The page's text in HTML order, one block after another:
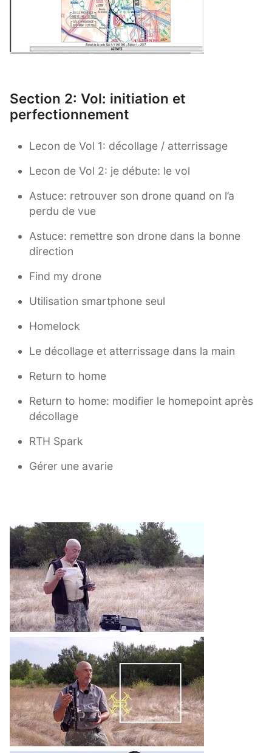
Section 2: Vol: initiation et
perfectionnement
Lecon de Vol 1: décollage / atterrissage
Lecon de Vol 2: je débute: le vol
Astuce: retrouver son drone quand on l’a
perdu de vue
Astuce: remettre son drone dans la bonne
direction
Find my drone
Utilisation smartphone seul
Homelock
Le décollage et atterrissage dans la main
Return to home
Return to home: modifier le homepoint après
décollage
RTH Spark
Gérer une avarie